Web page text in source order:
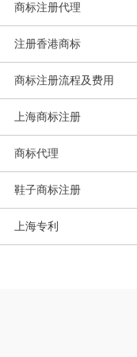
商标注册代理
注册香港商标
商标注册流程及费用
上海商标注册
商标代理
鞋子商标注册
上海专利